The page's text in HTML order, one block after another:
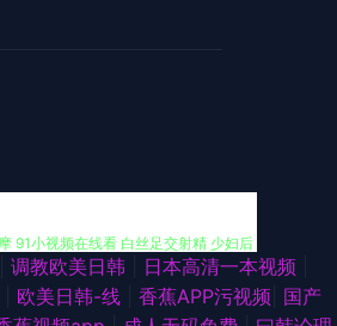
福利视频 人妻精品福利 www69男人
区 亚洲精品国产精品永久 东方va一区
调教欧美日韩 日本高清一本视频
欧美日韩-线 香蕉APP污视频 国产